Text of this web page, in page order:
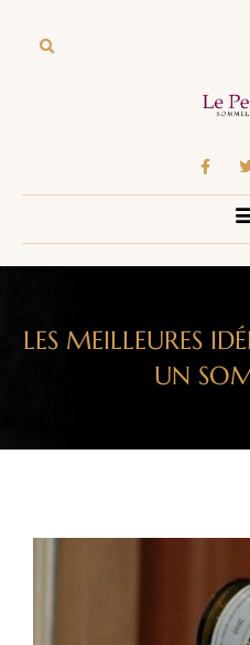
LES MEILLEURES
UN